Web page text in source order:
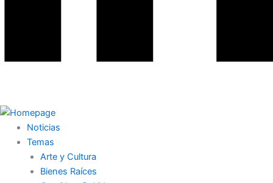
Noticias
Temas
Arte y Cultura
Bienes Raíces